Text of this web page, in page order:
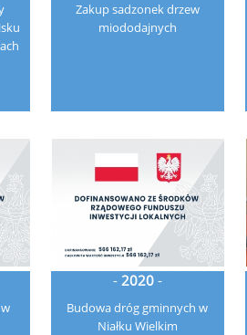
Zakup sadzonek drzew
miododajnych
- 2020 -
Budowa dróg gminnych w
Niałku Wielkim